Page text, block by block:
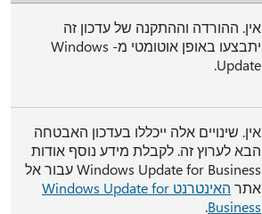
אין. ההורדה וההתקנה של עדכון זה
יתבצעו באופן אוטומטי מ- Windows
Update.
אין. שינויים אלה ייכללו בעדכון האבטחה
הבא לערוץ זה. לקבלת מידע נוסף אודות
Windows Update for Business עבור אל
אתר
האינטרנט Windows Update for
Business
.